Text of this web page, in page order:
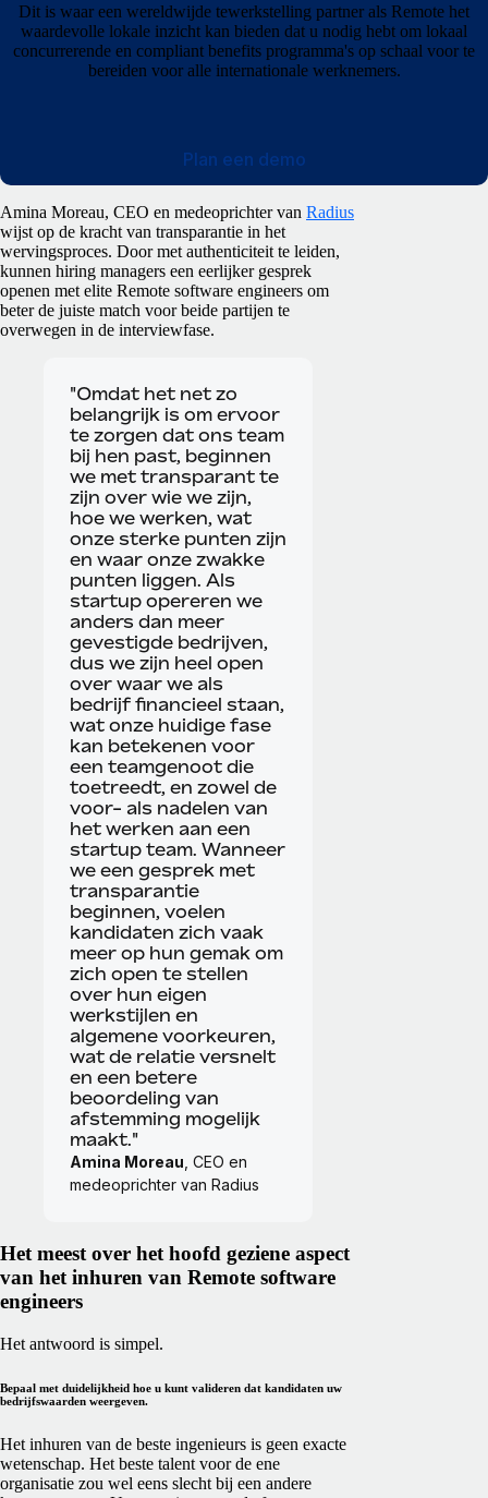
Dit is waar een wereldwijde tewerkstelling partner als Remote het
waardevolle lokale inzicht kan bieden dat u nodig hebt om lokaal
concurrerende en compliant benefits programma's op schaal voor te
bereiden voor alle internationale werknemers.
Plan een demo
Amina Moreau, CEO en medeoprichter van Radius
wijst op de kracht van transparantie in het
wervingsproces. Door met authenticiteit te leiden,
kunnen hiring managers een eerlijker gesprek
openen met elite Remote software engineers om
beter de juiste match voor beide partijen te
overwegen in de interviewfase.
"Omdat het net zo
belangrijk is om ervoor
te zorgen dat ons team
bij hen past, beginnen
we met transparant te
zijn over wie we zijn,
hoe we werken, wat
onze sterke punten zijn
en waar onze zwakke
punten liggen. Als
startup opereren we
anders dan meer
gevestigde bedrijven,
dus we zijn heel open
over waar we als
bedrijf financieel staan,
wat onze huidige fase
kan betekenen voor
een teamgenoot die
toetreedt, en zowel de
voor- als nadelen van
het werken aan een
startup team. Wanneer
we een gesprek met
transparantie
beginnen, voelen
kandidaten zich vaak
meer op hun gemak om
zich open te stellen
over hun eigen
werkstijlen en
algemene voorkeuren,
wat de relatie versnelt
en een betere
beoordeling van
afstemming mogelijk
maakt."
Amina Moreau , CEO en
medeoprichter van Radius
Het meest over het hoofd geziene aspect
van het inhuren van Remote software
engineers
Het antwoord is simpel.
Bepaal met duidelijkheid hoe u kunt valideren dat kandidaten uw
bedrijfswaarden weergeven.
Het inhuren van de beste ingenieurs is geen exacte
wetenschap. Het beste talent voor de ene
organisatie zou wel eens slecht bij een andere